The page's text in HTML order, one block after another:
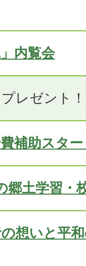
内覧会
レゼント！
補助スタ
郷土学習・
想いと平